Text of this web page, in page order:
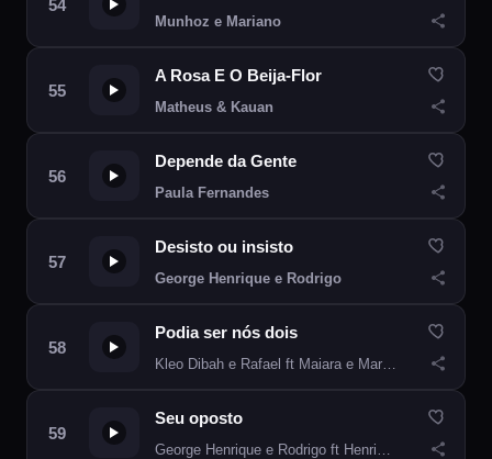
Munhoz e Mariano
A Rosa E O Beija-Flor
Matheus & Kauan
Depende da Gente
Paula Fernandes
Desisto ou insisto
George Henrique e Rodrigo
Podia ser nós dois
Kleo Dibah e Rafael ft Maiara e Maraisa
Seu oposto
George Henrique e Rodrigo ft Henrique e Juliano